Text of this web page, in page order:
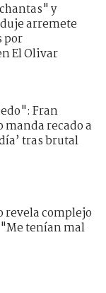
y
arremete
por
El Olivar
Fran
recado a
tras brutal
revela complejo
tenían mal